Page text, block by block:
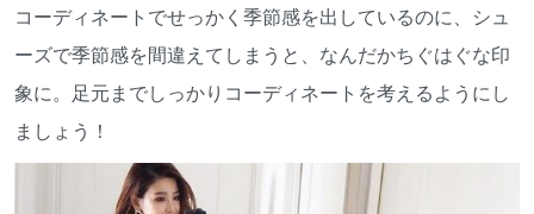
コーディネートでせっかく季節感を出しているのに、シュ
ーズで季節感を間違えてしまうと、なんだかちぐはぐな印
象に。足元までしっかりコーディネートを考えるようにし
ましょう！